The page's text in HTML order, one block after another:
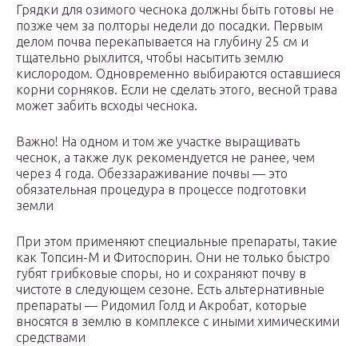
Грядки для озимого чеснока должны быть готовы не
позже чем за полторы недели до посадки. Первым
делом почва перекапывается на глубину 25 см и
тщательно рыхлится, чтобы насытить землю
кислородом. Одновременно выбираются оставшиеся
корни сорняков. Если не сделать этого, весной трава
может забить всходы чеснока.
Важно! На одном и том же участке выращивать
чеснок, а также лук рекомендуется не ранее, чем
через 4 года. Обеззараживание почвы — это
обязательная процедура в процессе подготовки
земли
При этом применяют специальные препараты, такие
как Топсин-М и Фитоспорин. Они не только быстро
губят грибковые споры, но и сохраняют почву в
чистоте в следующем сезоне. Есть альтернативные
препараты — Ридомил Голд и Акробат, которые
вносятся в землю в комплексе с иными химическими
средствами